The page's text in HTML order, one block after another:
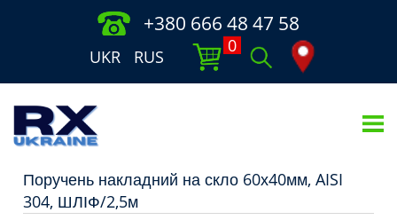
+380 666 48 47 58
UKR RUS
0
Поручень накладний на скло 60х40мм, AISI
304, ШЛІФ/2,5м